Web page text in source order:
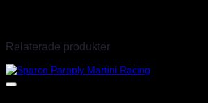
Relaterade produkter